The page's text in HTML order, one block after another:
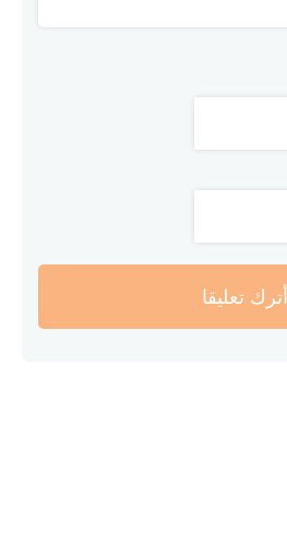
أترك تعليقا